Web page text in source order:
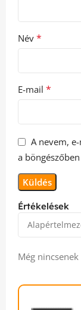
Értékelések
Még
Név *
E-mail *
A nevem,
a